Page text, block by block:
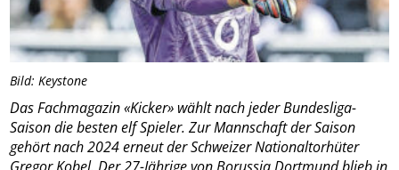
Bild: Keystone
Das Fachmagazin «Kicker» wählt nach jeder Bundesliga-
Saison die besten elf Spieler. Zur Mannschaft der Saison
gehört nach 2024 erneut der Schweizer Nationaltorhüter